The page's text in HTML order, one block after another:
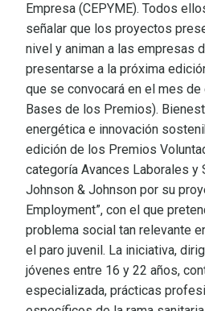
Empresa (CEPYME). Todos
señalar que los proyectos
nivel y animan a las empresas
presentarse a la próxima
que se convocará en el mes
Bases de los Premios).
energética e innovación
edición de los Premios
categoría Avances Laborales y
Johnson & Johnson por su
Employment”, con el que
problema social tan relevante
el paro juvenil. La iniciativa,
jóvenes entre 16 y 22 años,
especializada, prácticas